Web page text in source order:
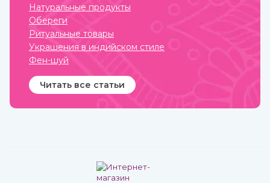
Натуральные продукты
Обереги
Ритуальные товары
Украшения в индийском стиле
Фен-шуй
Читать все статьи